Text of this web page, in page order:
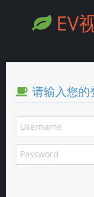
EV
请输入您的